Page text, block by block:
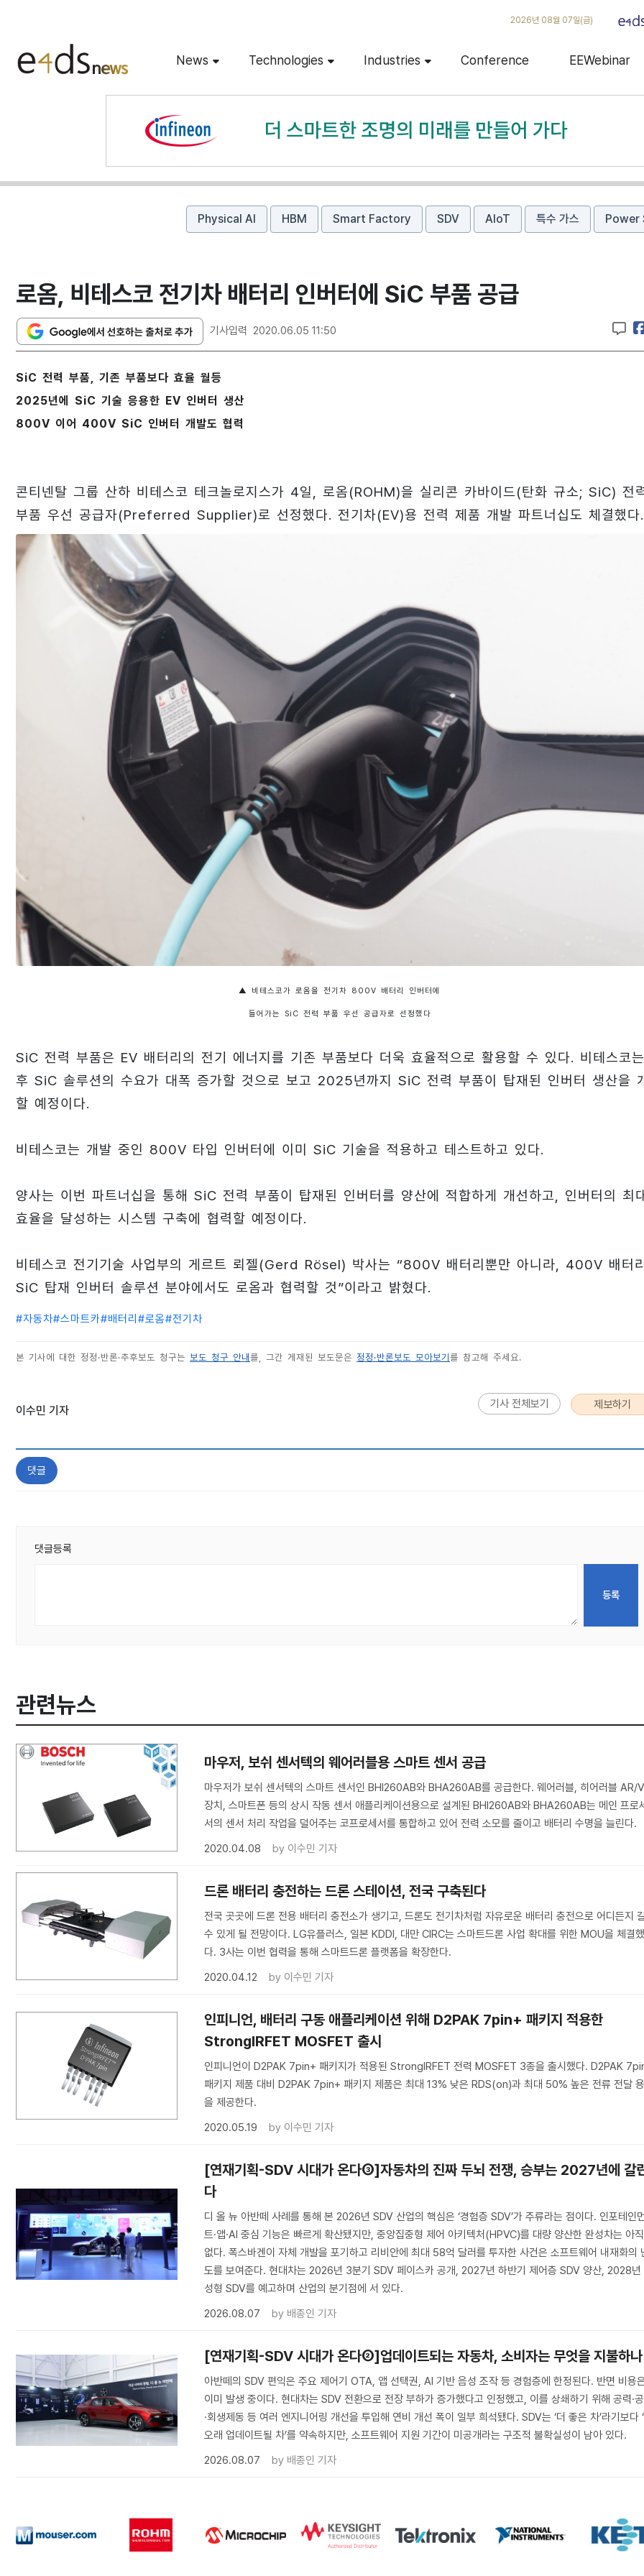
2026년 08월 07일(금)
News Technologies Industries Conference EEWebinar
Physical AI HBM Smart Factory SDV AIoT 특수 가스 Power
로옴, 비테스코 전기차 배터리 인버터에 SiC 부품 공급
기사입력 2020.06.05 11:50
SiC 전력 부품, 기존 부품보다 효율 월등
2025년에 SiC 기술 응용한 EV 인버터 생산
800V 이어 400V SiC 인버터 개발도 협력
콘티넨탈 그룹 산하 비테스코 테크놀로지스가 4일, 로옴(ROHM)을 실리콘 카바이드(탄화 규소; SiC) 전
부품 우선 공급자(Preferred Supplier)로 선정했다. 전기차(EV)용 전력 제품 개발 파트너십도 체결했다.
▲ 비테스코가 로옴을 전기차 800V 배터리 인버터에
들어가는 SiC 전력 부품 우선 공급자로 선정했다
SiC 전력 부품은 EV 배터리의 전기 에너지를 기존 부품보다 더욱 효율적으로 활용할 수 있다. 비테스코
후 SiC 솔루션의 수요가 대폭 증가할 것으로 보고 2025년까지 SiC 전력 부품이 탑재된 인버터 생산을
할 예정이다.
비테스코는 개발 중인 800V 타입 인버터에 이미 SiC 기술을 적용하고 테스트하고 있다.
양사는 이번 파트너십을 통해 SiC 전력 부품이 탑재된 인버터를 양산에 적합하게 개선하고, 인버터의 최
효율을 달성하는 시스템 구축에 협력할 예정이다.
비테스코 전기기술 사업부의 게르트 뢰젤(Gerd Rösel) 박사는 “800V 배터리뿐만 아니라, 400V 배터
SiC 탑재 인버터 솔루션 분야에서도 로옴과 협력할 것”이라고 밝혔다.
#자동차#스마트카#배터리 #로옴#전기차
본 기사에 대한 정정·반론·추후보도 청구는 보도 청구 안내를, 그간 게재된 보도문은 정정·반론보도 모아보기를 참고해 주세요.
이수민 기자 기사 전체보기 제보하기
댓글
댓글등록
관련뉴스
마우저, 보쉬 센서텍의 웨어러블용 스마트 센서 공급
마우저가 보쉬 센서텍의 스마트 센서인 BHI260AB와 BHA260AB를 공급한다. 웨어러블, 히어러블 AR/
장치, 스마트폰 등의 상시 작동 센서 애플리케이션용으로 설계된 BHI260AB와 BHA260AB는 메인 프로세
서의 센서 처리 작업을 덜어주는 코프로세서를 통합하고 있어 전력 소모를 줄이고 배터리 수명을 늘린다.
2020.04.08
by 이수민 기자
드론 배터리 충전하는 드론 스테이션, 전국 구축된다
전국 곳곳에 드론 전용 배터리 충전소가 생기고, 드론도 전기차처럼 자유로운 배터리 충전으로 어디든지
수 있게 될 전망이다. LG유플러스, 일본 KDDI, 대만 CIRC는 스마트드론 사업 확대를 위한 MOU을 체결했
다. 3사는 이번 협력을 통해 스마트드론 플랫폼을 확장한다.
2020.04.12
by 이수민 기자
인피니언, 배터리 구동 애플리케이션 위해 D2PAK 7pin+ 패키지 적용한
StrongIRFET MOSFET 출시
인피니언이 D2PAK 7pin+ 패키지가 적용된 StrongIRFET 전력 MOSFET 3종을 출시했다. D2PAK
패키지 제품 대비 D2PAK 7pin+ 패키지 제품은 최대 13% 낮은 RDS(on)과 최대 50% 높은 전류 전달
을 제공한다.
2020.05.19
by 이수민 기자
[연재기획-SDV 시대가 온다③]자동차의 진짜 두뇌 전쟁, 승부는 2027년에 갈
다
디 올 뉴 아반떼 사례를 통해 본 2026년 SDV 산업의 핵심은 ‘경험층 SDV’가 주류라는 점이다. 인포테인
트·앱·AI 중심 기능은 빠르게 확산됐지만, 중앙집중형 제어 아키텍처(HPVC)를 대량 양산한 완성차는 아직
없다. 폭스바겐이 자체 개발을 포기하고 리비안에 최대 58억 달러를 투자한 사건은 소프트웨어 내재화의
도를 보여준다. 현대차는 2026년 3분기 SDV 페이스카 공개, 2027년 하반기 제어층 SDV 양산, 2028년
성형 SDV를 예고하며 산업의 분기점에 서 있다.
2026.08.07
by 배종인 기자
[연재기획-SDV 시대가 온다②]업데이트되는 자동차, 소비자는 무엇을 지불하나
아반떼의 SDV 편익은 주요 제어기 OTA, 앱 선택권, AI 기반 음성 조작 등 경험층에 한정된다. 반면 비용
이미 발생 중이다. 현대차는 SDV 전환으로 전장 부하가 증가했다고 인정했고, 이를 상쇄하기 위해 공력·
·회생제동 등 여러 엔지니어링 개선을 투입해 연비 개선 폭이 일부 희석됐다. SDV는 ‘더 좋은 차’라기보다
오래 업데이트될 차’를 약속하지만, 소프트웨어 지원 기간이 미공개라는 구조적 불확실성이 남아 있다.
2026.08.07
by 배종인 기자